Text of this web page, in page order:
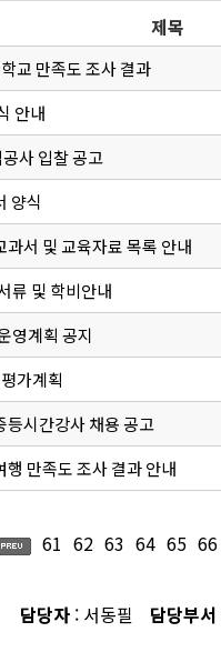
제목
교 만족도 조사 결과
안내
사 입찰 공고
양식
서 및 교육자료 목록 안내
류 및 학비안내
영계획 공지
가계획
등시간강사 채용 공고
만족도 조사 결과 안내
61 62 63 64 65 66
담당자 : 서동필 담당부서